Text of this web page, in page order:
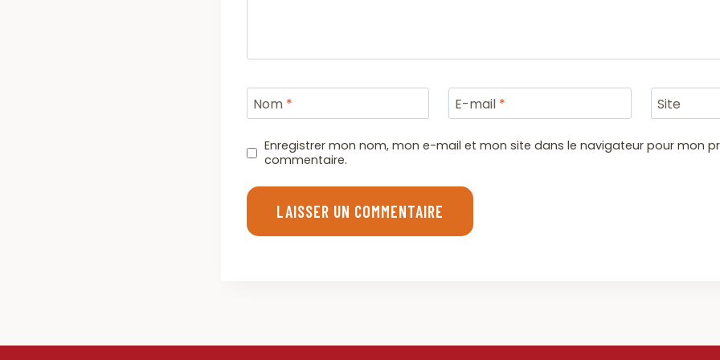
Nom * E-mail * Site
Enregistrer mon nom, mon e-mail et mon site dans le navigateur pour mon
commentaire.